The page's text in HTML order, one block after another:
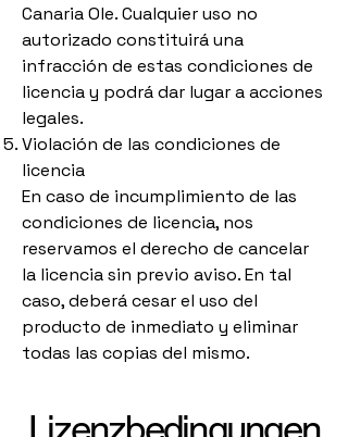
Canaria Ole. Cualquier uso no
autorizado constituirá una
infracción de estas condiciones de
licencia y podrá dar lugar a acciones
legales.
Violación de las condiciones de
licencia
En caso de incumplimiento de las
condiciones de licencia, nos
reservamos el derecho de cancelar
la licencia sin previo aviso. En tal
caso, deberá cesar el uso del
producto de inmediato y eliminar
todas las copias del mismo.